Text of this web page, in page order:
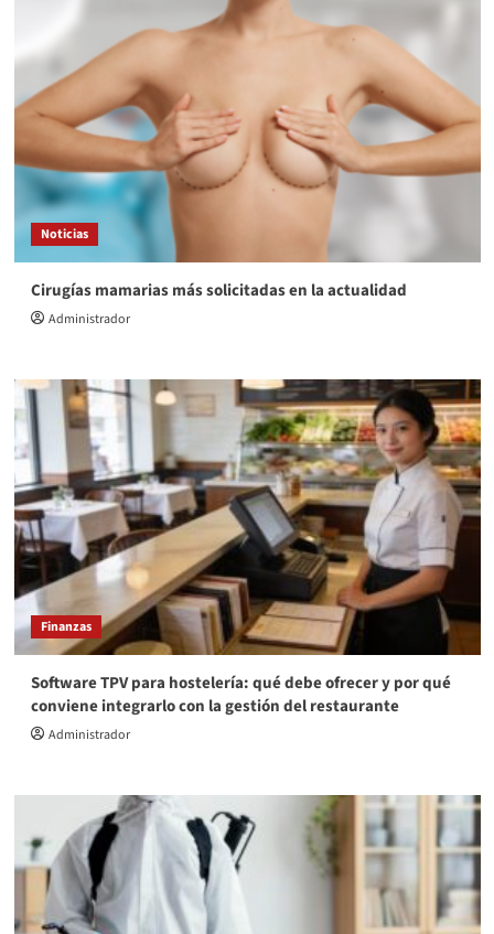
Noticias
Cirugías mamarias más solicitadas en la actualidad
Administrador
Finanzas
Software TPV para hostelería: qué debe ofrecer y por qué
conviene integrarlo con la gestión del restaurante
Administrador